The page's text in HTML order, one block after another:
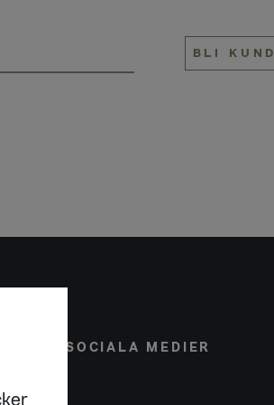
BLI KUND
SOCIALA MEDIER